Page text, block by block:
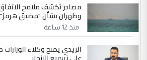
الجواهري يرد على
مضجعيك يابن الزنا (نص كامل)
مصادر تكشف ملامح
وطهران بشأن "مضيق هرمز"
منذ 12 ساعة
الزيدي يمنح وكلاء